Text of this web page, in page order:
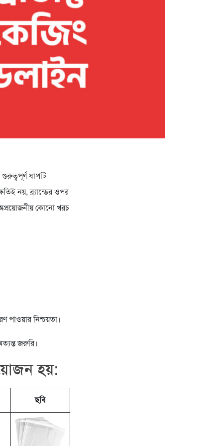
ধাপটি
নয়, ব্র্যান্ডের ওপর
অপ্রয়োজনীয় কোনো খরচ
পাওয়ার নিশ্চয়তা।
জরুরি।
হয়:
ছবি